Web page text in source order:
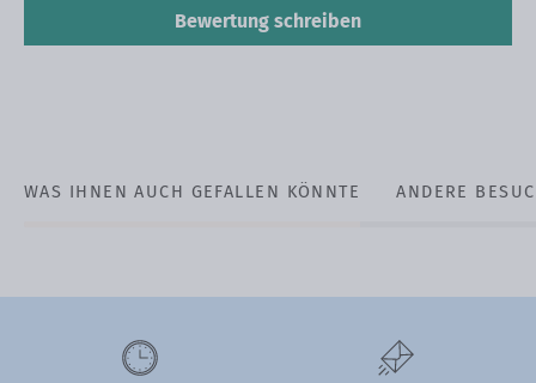
Bewertung schreiben
WAS IHNEN AUCH GEFALLEN KÖNNTE ANDERE